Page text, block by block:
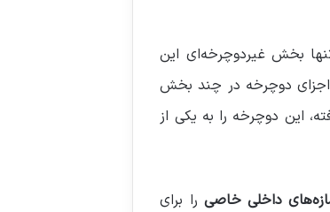
بخش غیردوچرخه‌ای این
اجزای دوچرخه در چند بخش
این دوچرخه را به یکی از
داخلی خاصی را برای